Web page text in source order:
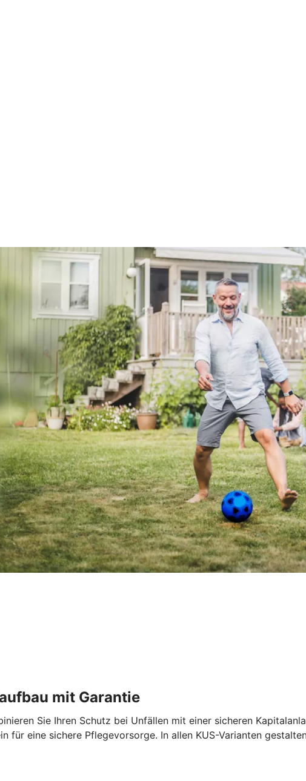
mit Garantie
Sie Ihren Schutz bei Unfällen mit einer sicheren
für eine sichere Pflegevorsorge. In allen KUS-Varianten